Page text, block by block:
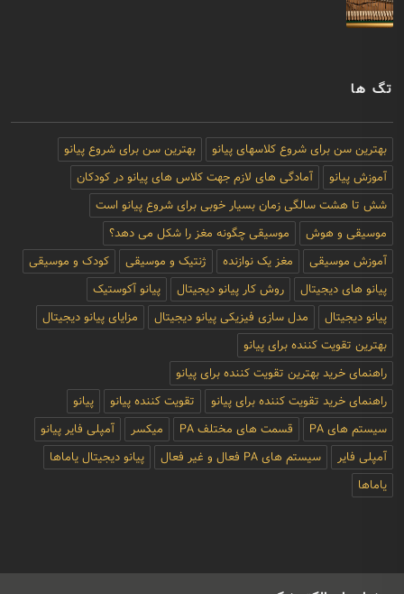
تگ ها
بهترین سن برای شروع کلاسهای پیانو
بهترین سن برای شروع پیانو
آموزش پیانو
آمادگی های لازم جهت کلاس های پیانو در کودکان
شش تا هشت سالگی زمان بسیار خوبی برای شروع پیانو است
موسیقی و هوش
موسیقی چگونه مغز را شکل می دهد؟
آموزش موسیقی
مغز یک نوازنده ژنتیک و موسیقی
کودک و موسیقی
پیانو های دیجیتال
روش کار پیانو دیجیتال
پیانو آکوستیک
پیانو دیجیتال
مدل سازی فیزیکی پیانو دیجیتال
مزایای پیانو دیجیتال
بهترین تقویت کننده برای پیانو
راهنمای خرید بهترین تقویت کننده برای پیانو
راهنمای خرید تقویت کننده برای پیانو
تقویت کننده پیانو
پیانو
سیستم های PA
قسمت های مختلف PA میکسر
آمپلی فایر پیانو
آمپلی فایر
سیستم های PA فعال و غیر فعال
پیانو دیجیتال یاماها
یاماها